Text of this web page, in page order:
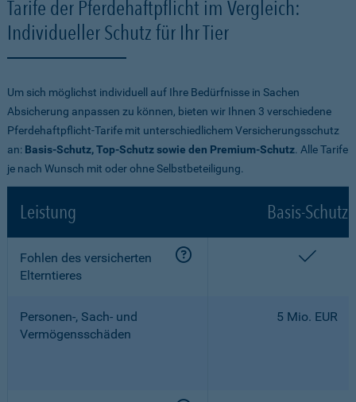
Tarife der Pferdehaftpflicht im Vergleich:
Individueller Schutz für Ihr Tier
Um sich möglichst individuell auf Ihre Bedürfnisse in Sachen
Absicherung anpassen zu können, bieten wir Ihnen 3 verschiedene
Pferdehaftpflicht-Tarife mit unterschiedlichem Versicherungsschutz
an: Basis-Schutz, Top-Schutz sowie den Premium-Schutz. Alle Tarife
je nach Wunsch mit oder ohne Selbstbeteiligung.
Leistung Basis-Schutz
Fohlen des versicherten
Elterntieres
Personen-, Sach- und
Vermögensschäden
5 Mio. EUR